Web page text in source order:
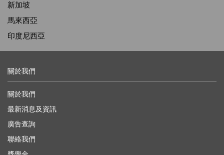
新加坡
馬來西亞
印度尼西亞
關於我們
關於我們
最新消息及資訊
廣告查詢
聯絡我們